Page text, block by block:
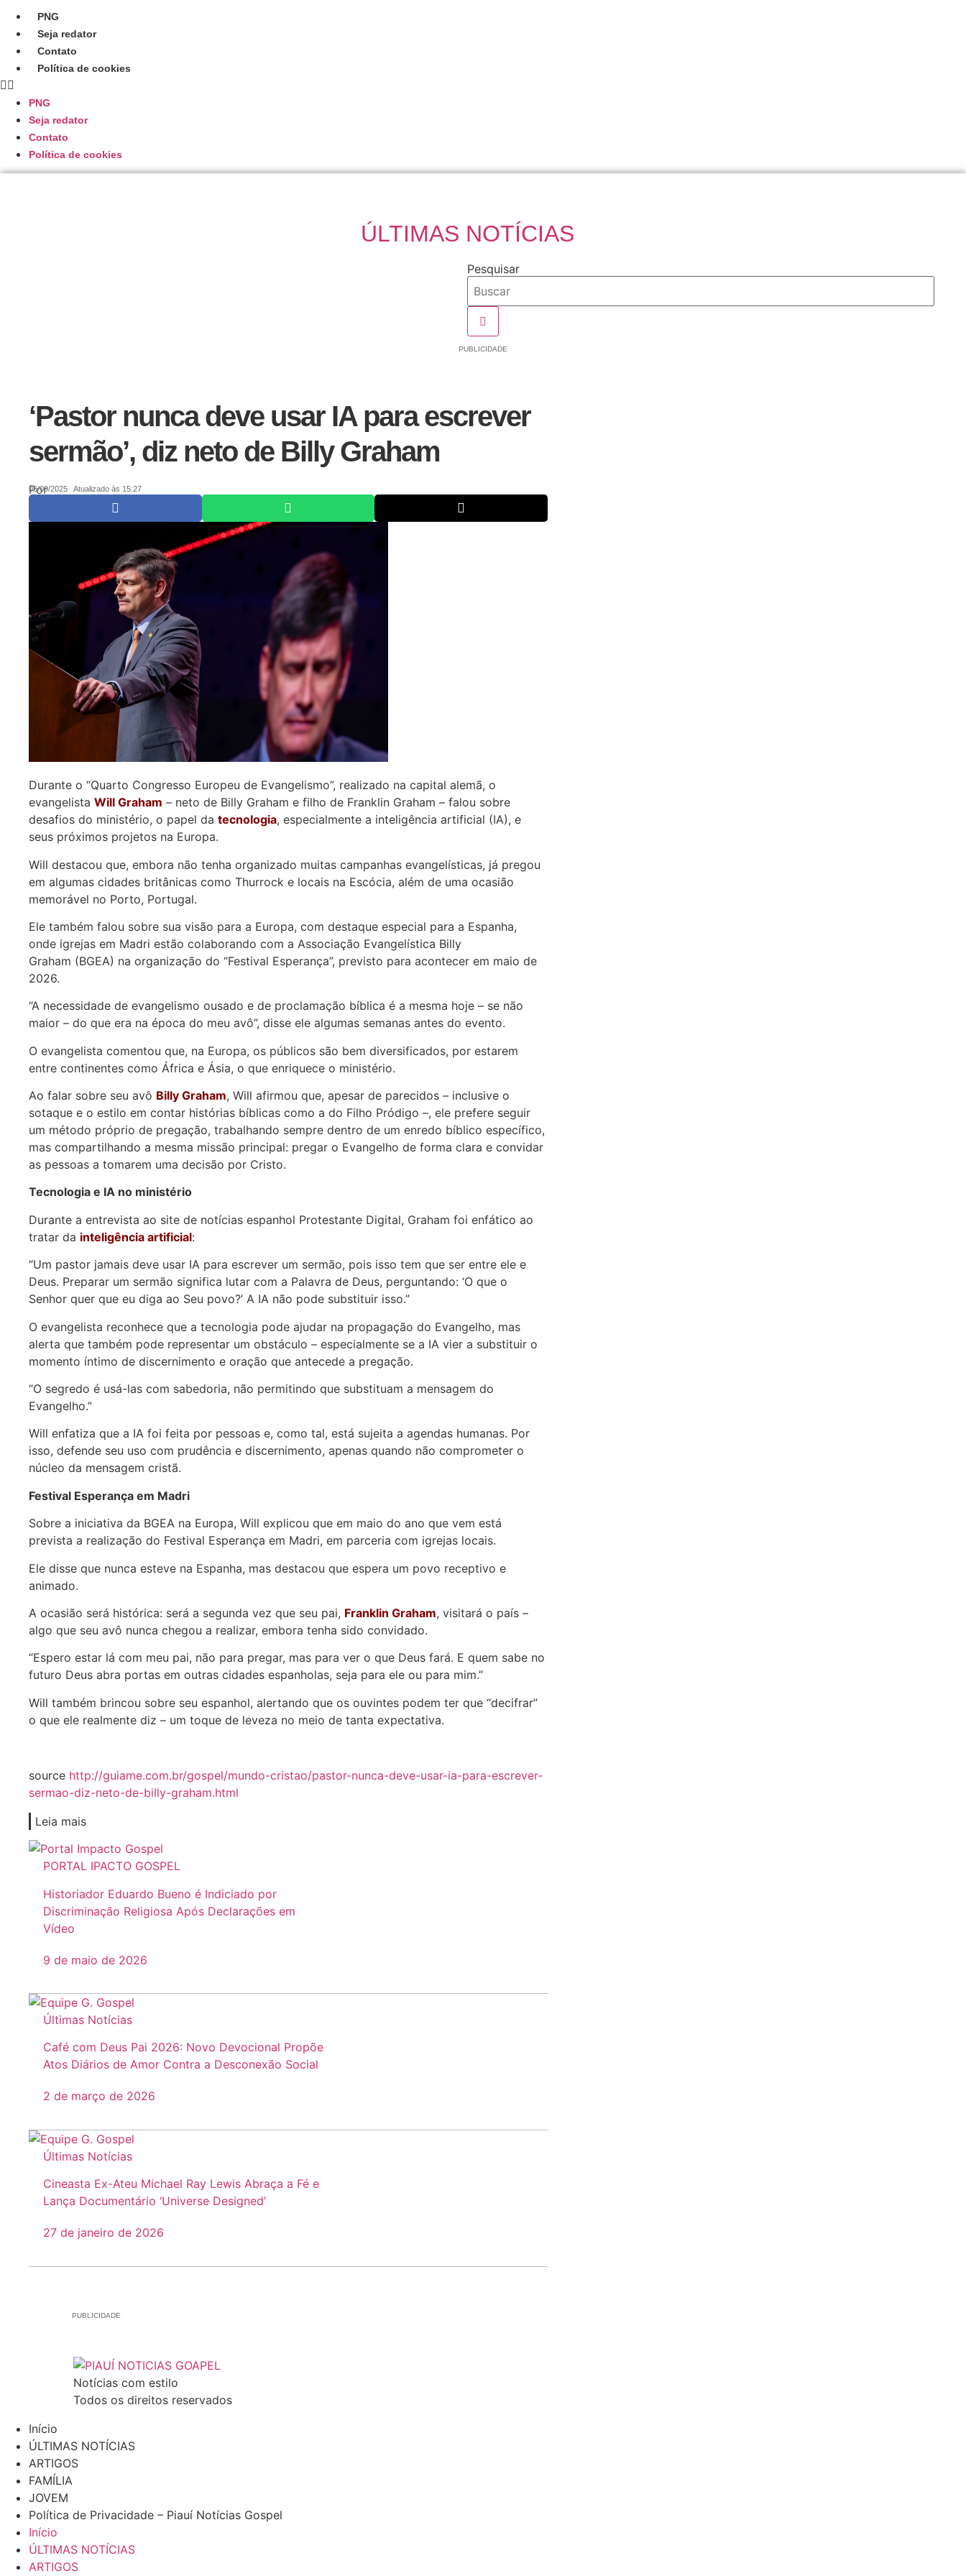
PNG
Seja redator
Contato
Política de cookies
PNG
Seja redator
Contato
Política de cookies
ÚLTIMAS NOTÍCIAS
Pesquisar
PUBLICIDADE
‘Pastor nunca deve usar IA para escrever
sermão’, diz neto de Billy Graham
Por
05/09/2025 Atualizado às 15:27
Durante o “Quarto Congresso Europeu de Evangelismo”, realizado na capital alemã, o
evangelista Will Graham – neto de Billy Graham e filho de Franklin Graham – falou sobre
desafios do ministério, o papel da tecnologia, especialmente a inteligência artificial (IA), e
seus próximos projetos na Europa.
Will destacou que, embora não tenha organizado muitas campanhas evangelísticas, já pregou
em algumas cidades britânicas como Thurrock e locais na Escócia, além de uma ocasião
memorável no Porto, Portugal.
Ele também falou sobre sua visão para a Europa, com destaque especial para a Espanha,
onde igrejas em Madri estão colaborando com a Associação Evangelística Billy
Graham (BGEA) na organização do “Festival Esperança”, previsto para acontecer em maio de
2026.
“A necessidade de evangelismo ousado e de proclamação bíblica é a mesma hoje – se não
maior – do que era na época do meu avô”, disse ele algumas semanas antes do evento.
O evangelista comentou que, na Europa, os públicos são bem diversificados, por estarem
entre continentes como África e Ásia, o que enriquece o ministério.
Ao falar sobre seu avô Billy Graham, Will afirmou que, apesar de parecidos – inclusive o
sotaque e o estilo em contar histórias bíblicas como a do Filho Pródigo –, ele prefere seguir
um método próprio de pregação, trabalhando sempre dentro de um enredo bíblico específico,
mas compartilhando a mesma missão principal: pregar o Evangelho de forma clara e convidar
as pessoas a tomarem uma decisão por Cristo.
Tecnologia e IA no ministério
Durante a entrevista ao site de notícias espanhol Protestante Digital, Graham foi enfático ao
tratar da inteligência artificial:
“Um pastor jamais deve usar IA para escrever um sermão, pois isso tem que ser entre ele e
Deus. Preparar um sermão significa lutar com a Palavra de Deus, perguntando: ‘O que o
Senhor quer que eu diga ao Seu povo?’ A IA não pode substituir isso.”
O evangelista reconhece que a tecnologia pode ajudar na propagação do Evangelho, mas
alerta que também pode representar um obstáculo – especialmente se a IA vier a substituir o
momento íntimo de discernimento e oração que antecede a pregação.
“O segredo é usá-las com sabedoria, não permitindo que substituam a mensagem do
Evangelho.”
Will enfatiza que a IA foi feita por pessoas e, como tal, está sujeita a agendas humanas. Por
isso, defende seu uso com prudência e discernimento, apenas quando não comprometer o
núcleo da mensagem cristã.
Festival Esperança em Madri
Sobre a iniciativa da BGEA na Europa, Will explicou que em maio do ano que vem está
prevista a realização do Festival Esperança em Madri, em parceria com igrejas locais.
Ele disse que nunca esteve na Espanha, mas destacou que espera um povo receptivo e
animado.
A ocasião será histórica: será a segunda vez que seu pai, Franklin Graham, visitará o país –
algo que seu avô nunca chegou a realizar, embora tenha sido convidado.
“Espero estar lá com meu pai, não para pregar, mas para ver o que Deus fará. E quem sabe no
futuro Deus abra portas em outras cidades espanholas, seja para ele ou para mim.”
Will também brincou sobre seu espanhol, alertando que os ouvintes podem ter que “decifrar”
o que ele realmente diz – um toque de leveza no meio de tanta expectativa.
source http://guiame.com.br/gospel/mundo-cristao/pastor-nunca-deve-usar-ia-para-escrever-
sermao-diz-neto-de-billy-graham.html
Leia mais
PORTAL IPACTO GOSPEL
Historiador Eduardo Bueno é Indiciado por
Discriminação Religiosa Após Declarações em
Vídeo
9 de maio de 2026
Últimas Notícias
Café com Deus Pai 2026: Novo Devocional Propõe
Atos Diários de Amor Contra a Desconexão Social
2 de março de 2026
Últimas Notícias
Cineasta Ex-Ateu Michael Ray Lewis Abraça a Fé e
Lança Documentário ‘Universe Designed’
27 de janeiro de 2026
PUBLICIDADE
Notícias com estilo
Todos os direitos reservados
Início
ÚLTIMAS NOTÍCIAS
ARTIGOS
FAMÍLIA
JOVEM
Política de Privacidade – Piauí Notícias Gospel
Início
ÚLTIMAS NOTÍCIAS
ARTIGOS